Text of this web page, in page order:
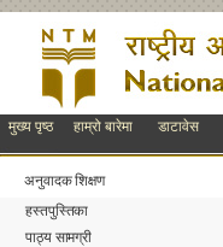
मुख्य पृष्ठ हाम्रो बारेमा डाटावेस
अनुवादक शिक्षण
हस्तपुस्तिका
पाठ्य सामग्री